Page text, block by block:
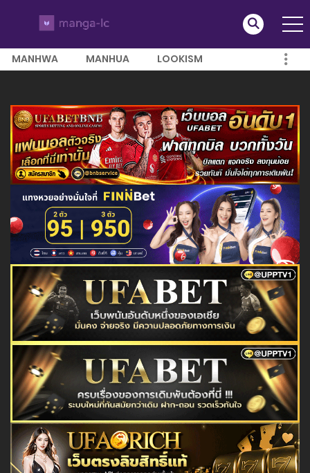
MANHWA MANHUA LOOKISM